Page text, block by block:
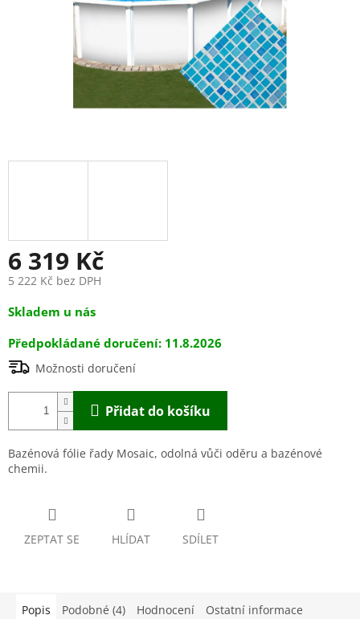
6 319 Kč
5 222 Kč bez DPH
Měrná
cena:
Skladem u nás
11.8.2026
Možnosti doručení
Přidat do košíku
Bazénová fólie řady Mosaic, odolná vůči oděru a bazénové
chemii.
ZEPTAT SE HLÍDAT SDÍLET
Popis Podobné (4) Hodnocení Ostatní informace